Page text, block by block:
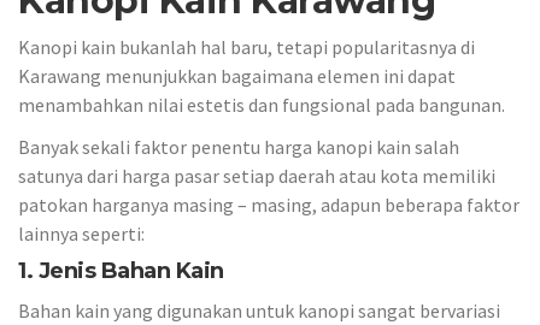
Kanopi kain bukanlah hal baru, tetapi popularitasnya di
Karawang menunjukkan bagaimana elemen ini dapat
menambahkan nilai estetis dan fungsional pada bangunan.
Banyak sekali faktor penentu harga kanopi kain salah
satunya dari harga pasar setiap daerah atau kota memiliki
patokan harganya masing – masing, adapun beberapa faktor
lainnya seperti:
1. Jenis Bahan Kain
Bahan kain yang digunakan untuk kanopi sangat bervariasi